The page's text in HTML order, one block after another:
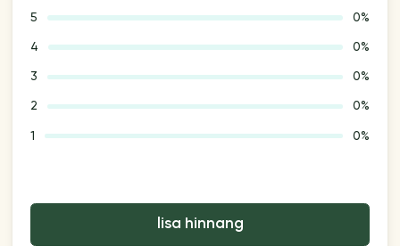
5 0%
4 0%
3 0%
2 0%
1 0%
lisa hinnang